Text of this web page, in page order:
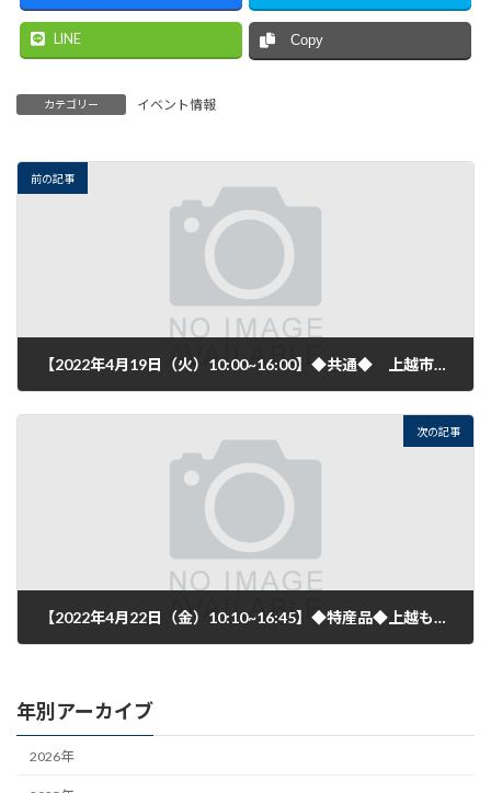
LINE Copy
カテゴリー イベント情報
前の記事
【2022年4月19日（火）10:00~16:00】◆共通◆ 上越市産業政策課 若手社員定着支援事業「新入社員研修」開催のご案内
次の記事
【2022年4月22日（金）10:10~16:45】◆特産品◆上越ものづくり振興センター 令和4年度:専門家による食品開発等「個別相談会」開催のご案内
年別アーカイブ
2026年